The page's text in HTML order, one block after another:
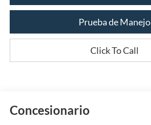
Prueba de Manejo
Click To Call
Concesionario